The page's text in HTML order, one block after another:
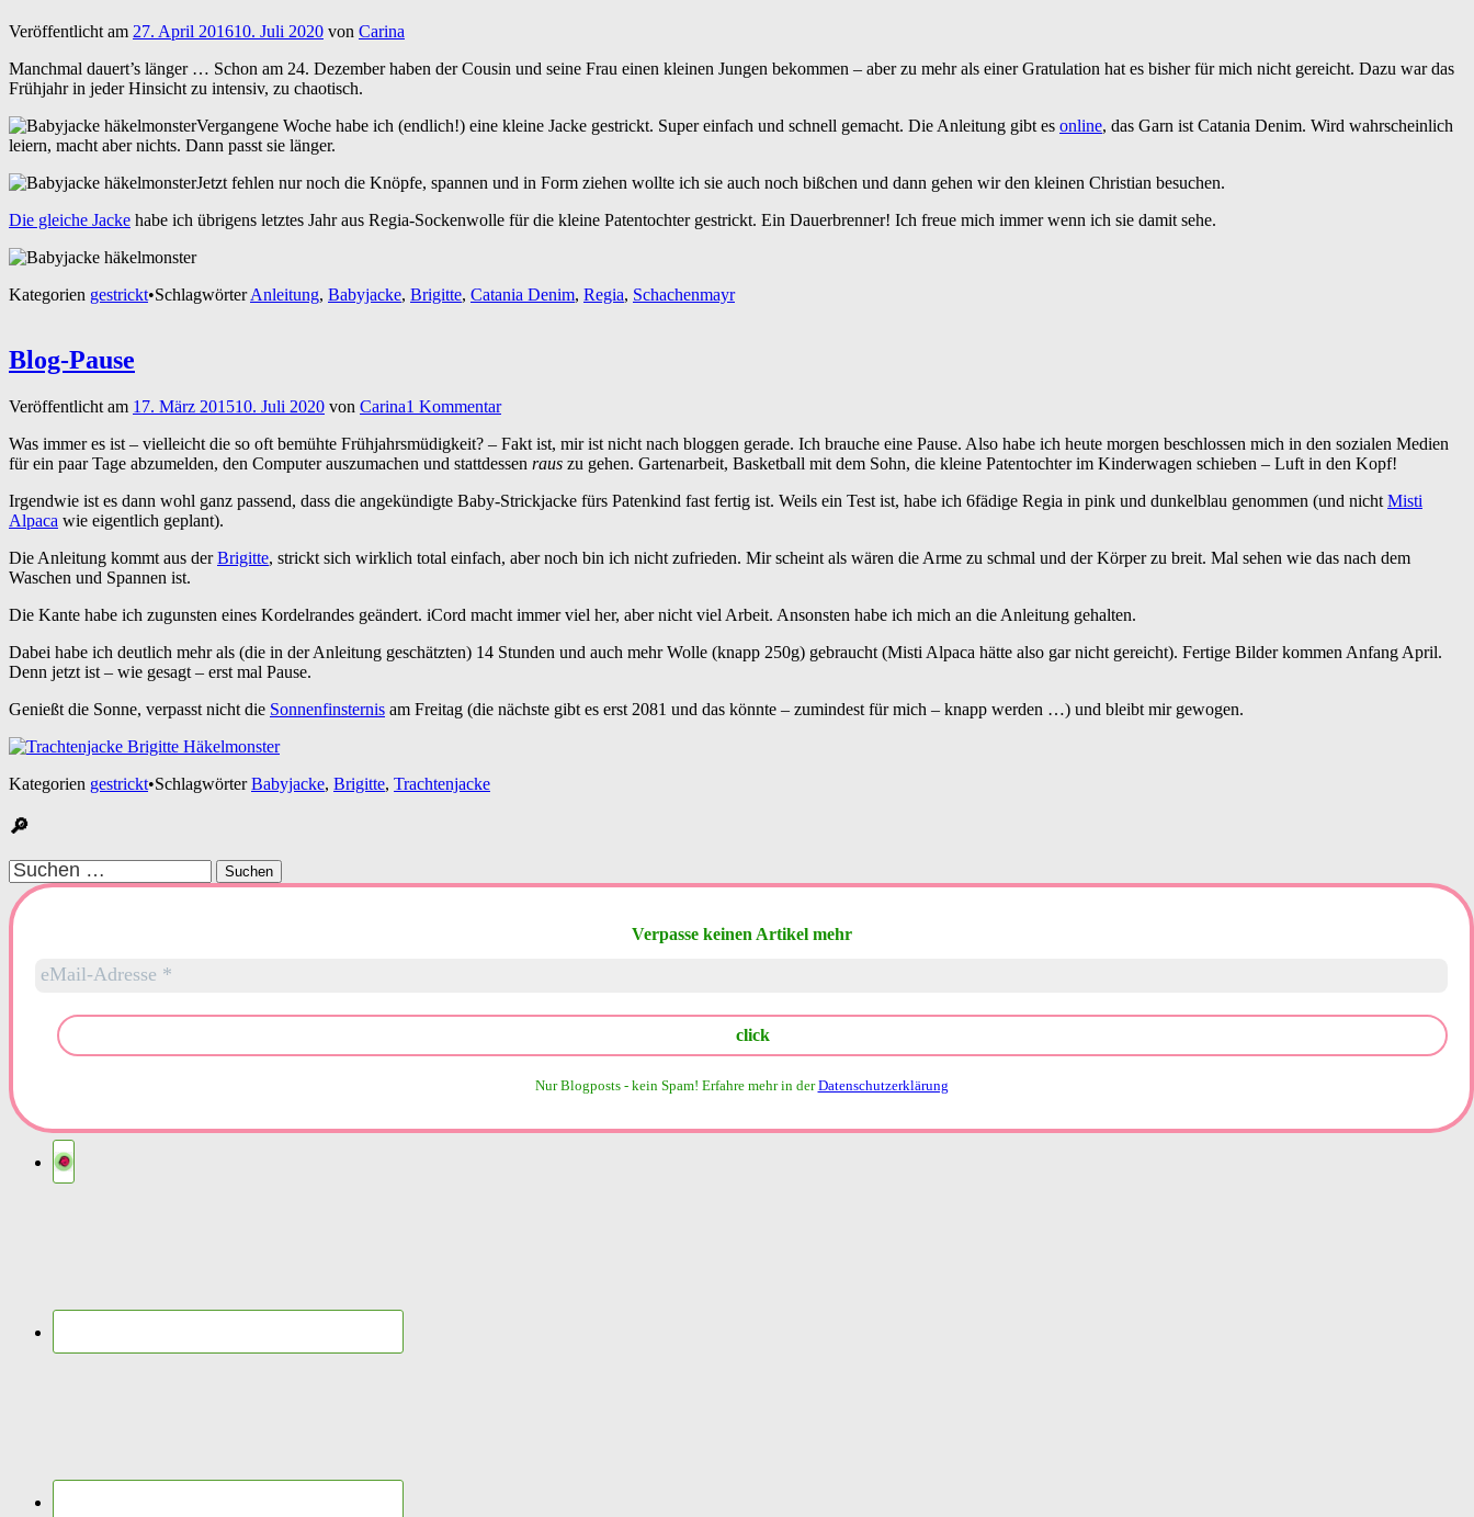
Veröffentlicht am 27. April 201610. Juli 2020 von Carina
Manchmal dauert’s länger … Schon am 24. Dezember haben der Cousin und seine Frau einen kleinen Jungen bekommen – aber zu mehr als einer Gratulation hat es bisher für mich nicht gereicht. Dazu war das
Frühjahr in jeder Hinsicht zu intensiv, zu chaotisch.
Vergangene Woche habe ich (endlich!) eine kleine Jacke gestrickt. Super einfach und schnell gemacht. Die Anleitung gibt es online, das Garn ist Catania Denim. Wird wahrscheinlich
leiern, macht aber nichts. Dann passt sie länger.
Jetzt fehlen nur noch die Knöpfe, spannen und in Form ziehen wollte ich sie auch noch bißchen und dann gehen wir den kleinen Christian besuchen.
Die gleiche Jacke habe ich übrigens letztes Jahr aus Regia-Sockenwolle für die kleine Patentochter gestrickt. Ein Dauerbrenner! Ich freue mich immer wenn ich sie damit sehe.
Kategorien gestrickt•SchlagwörterAnleitung, Babyjacke, Brigitte, Catania Denim, Regia, Schachenmayr
Blog-Pause
Veröffentlicht am 17. März 201510. Juli 2020 von Carina1 Kommentar
Was immer es ist – vielleicht die so oft bemühte Frühjahrsmüdigkeit? – Fakt ist, mir ist nicht nach bloggen gerade. Ich brauche eine Pause. Also habe ich heute morgen beschlossen mich in den sozialen Medien
für ein paar Tage abzumelden, den Computer auszumachen und stattdessen raus zu gehen. Gartenarbeit, Basketball mit dem Sohn, die kleine Patentochter im Kinderwagen schieben – Luft in den Kopf!
Irgendwie ist es dann wohl ganz passend, dass die angekündigte Baby-Strickjacke fürs Patenkind fast fertig ist. Weils ein Test ist, habe ich 6fädige Regia in pink und dunkelblau genommen (und nicht Misti
Alpaca wie eigentlich geplant).
Die Anleitung kommt aus derBrigitte, strickt sich wirklich total einfach, aber noch bin ich nicht zufrieden. Mir scheint als wären die Arme zu schmal und der Körper zu breit. Mal sehen wie das nach dem
Waschen und Spannen ist.
Die Kante habe ich zugunsten eines Kordelrandes geändert. iCord macht immer viel her, aber nicht viel Arbeit. Ansonsten habe ich mich an die Anleitung gehalten.
Dabei habe ich deutlich mehr als (die in der Anleitung geschätzten) 14 Stunden und auch mehr Wolle (knapp 250g) gebraucht (Misti Alpaca hätte also gar nicht gereicht). Fertige Bilder kommen Anfang April.
Denn jetzt ist – wie gesagt – erst mal Pause.
Genießt die Sonne, verpasst nicht die Sonnenfinsternis am Freitag (die nächste gibt es erst 2081 und das könnte – zumindest für mich – knapp werden …) und bleibt mir gewogen.
Kategorien gestrickt•SchlagwörterBabyjacke, Brigitte, Trachtenjacke
🔎
Suchen
nach:
Verpasse keinen Artikel mehr
Nur Blogposts - kein Spam! Erfahre mehr in derDatenschutzerklärung